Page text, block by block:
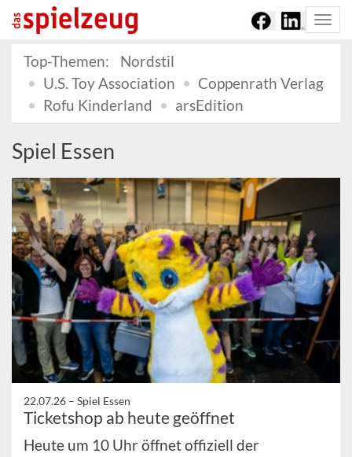
Top-Themen:
Nordstil
U.S. Toy Association
Coppenrath Verlag
Rofu Kinderland
arsEdition
Spiel Essen
22.07.26 – Spiel Essen
Ticketshop ab heute geöffnet
Heute um 10 Uhr öffnet offiziell der